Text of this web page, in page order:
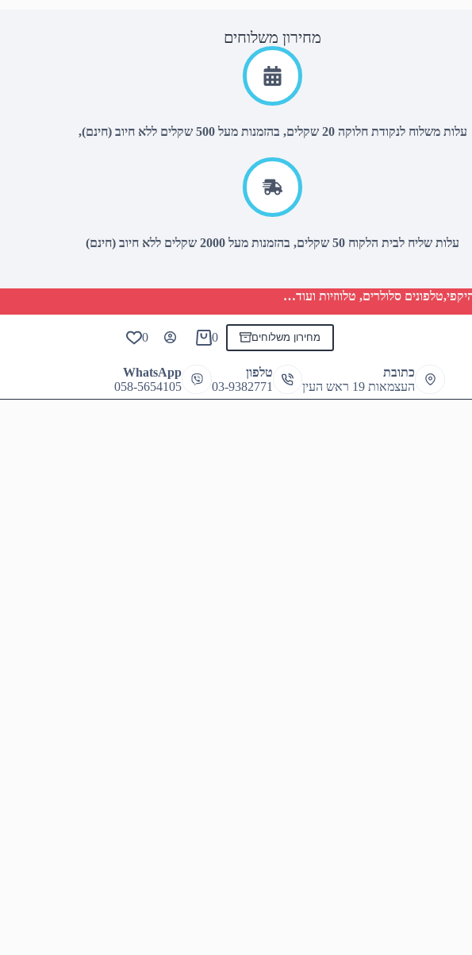
מחירון משלוחים
עלות משלוח לנקודת חלוקה 20 שקלים, בהזמנות מעל 500 שקלים ללא חיוב (חינם),
עלות שליח לבית הלקוח 50 שקלים, בהזמנות מעל 2000 שקלים ללא חיוב (חינם)
סלולרים, טלווזיות ועוד…
מחירון משלוחים
Shopping
0
0
כתובת
העצמאות 19 ראש העין
טלפון
03-9382771
WhatsApp
058-5654105